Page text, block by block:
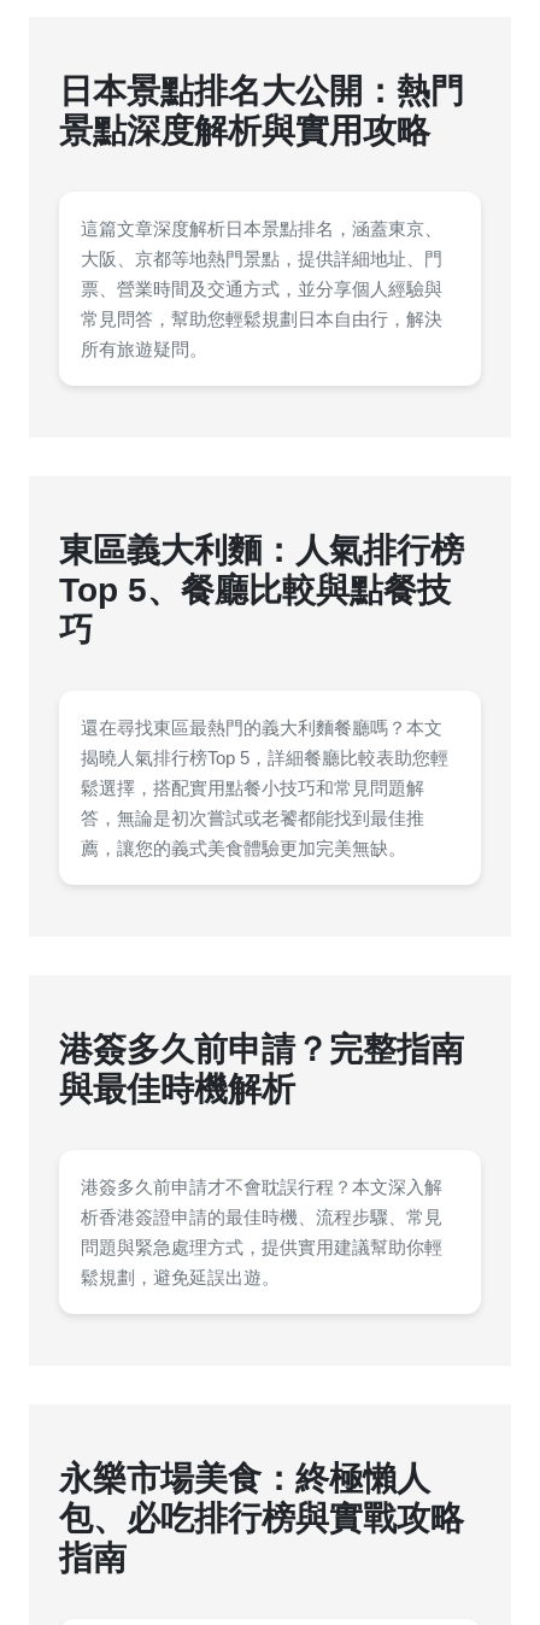
日本景點排名大公開：熱門
景點深度解析與實用攻略
這篇文章深度解析日本景點排名，涵蓋東京、
大阪、京都等地熱門景點，提供詳細地址、門
票、營業時間及交通方式，並分享個人經驗與
常見問答，幫助您輕鬆規劃日本自由行，解決
所有旅遊疑問。
東區義大利麵：人氣排行榜
Top 5、餐廳比較與點餐技
巧
還在尋找東區最熱門的義大利麵餐廳嗎？本文
揭曉人氣排行榜Top 5，詳細餐廳比較表助您輕
鬆選擇，搭配實用點餐小技巧和常見問題解
答，無論是初次嘗試或老饕都能找到最佳推
薦，讓您的義式美食體驗更加完美無缺。
港簽多久前申請？完整指南
與最佳時機解析
港簽多久前申請才不會耽誤行程？本文深入解
析香港簽證申請的最佳時機、流程步驟、常見
問題與緊急處理方式，提供實用建議幫助你輕
鬆規劃，避免延誤出遊。
永樂市場美食：終極懶人
包、必吃排行榜與實戰攻略
指南